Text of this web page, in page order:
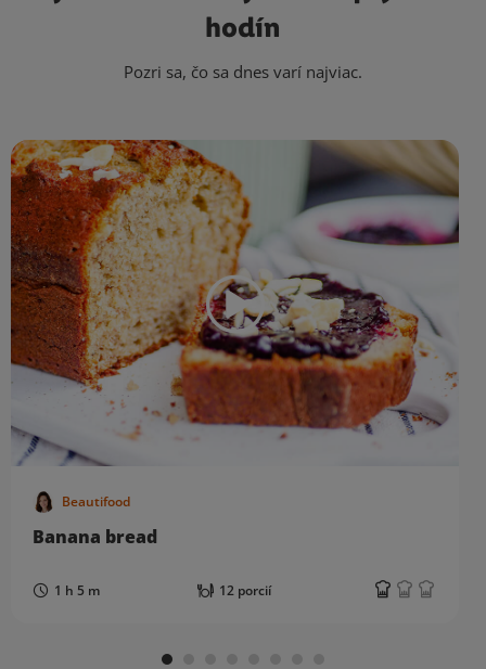
hodín
Pozri sa, čo sa dnes varí najviac.
Beautifood
Banana bread
1 h 5 m 12 porcií